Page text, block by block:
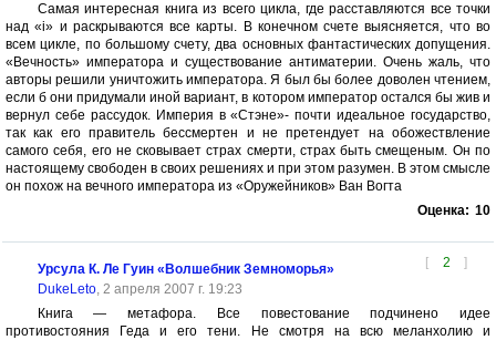
Самая интересная книга из всего цикла, где расставляются все точки
над «i» и раскрываются все карты. В конечном счете выясняется, что во
всем цикле, по большому счету, два основных фантастических допущения.
«Вечность» императора и существование антиматерии. Очень жаль, что
авторы решили уничтожить императора. Я был бы более доволен чтением,
если б они придумали иной вариант, в котором император остался бы жив и
вернул себе рассудок. Империя в «Стэне»- почти идеальное государство,
так как его правитель бессмертен и не претендует на обожествление
самого себя, его не сковывает страх смерти, страх быть смещеным. Он по
настоящему свободен в своих решениях и при этом разумен. В этом смысле
он похож на вечного императора из «Оружейников» Ван Вогта
Оценка: 10
[ 2 ]
Урсула К. Ле Гуин «Волшебник Земноморья»
DukeLeto, 2 апреля 2007 г. 19:23
Книга — метафора. Все повестование подчинено идее
противостояния Геда и его тени. Не смотря на всю меланхолию и